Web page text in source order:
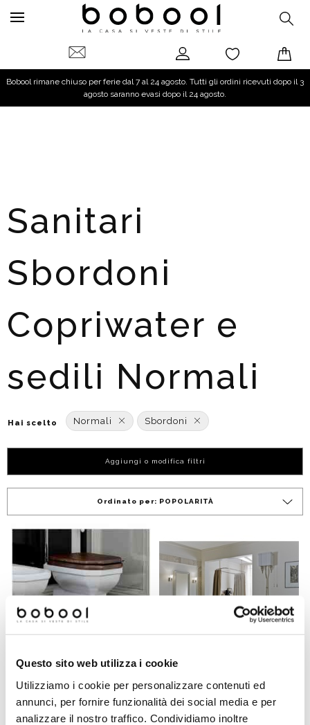
Questo sito web utilizza i cookie
Utilizziamo i cookie per personalizzare contenuti ed
annunci, per fornire funzionalità dei social media e per
analizzare il nostro traffico. Condividiamo inoltre
Bobool rimane chiuso per ferie dal 7 al 24 agosto. Tutti gli ordini ricevuti dopo il 3
agosto saranno evasi dopo il 24 agosto.
Sanitari
Sbordoni
Copriwater e
sedili Normali
Hai scelto Normali Sbordoni
Aggiungi o modifica filtri
Ordinato per: POPOLARITÀ
Sedile Faggio Tinto Noce
Cerniere Cromo - Romana,
Sbordoni
ciliegio, cerniere nichel
nero - Romana, Sbordoni